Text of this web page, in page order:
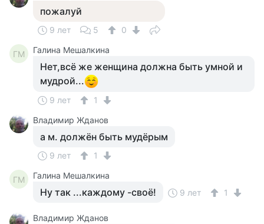
пожалуй
9 лет 5 0
ГМ Галина Мешалкина
Нет,всё же женщина должна быть умной и
мудрой...
9 лет
1
Владимир Жданов
а м. должён быть мудёрым
9 лет 1
ГМ Галина Мешалкина
Ну так ...каждому -своё! 9 лет 1
Владимир Жданов